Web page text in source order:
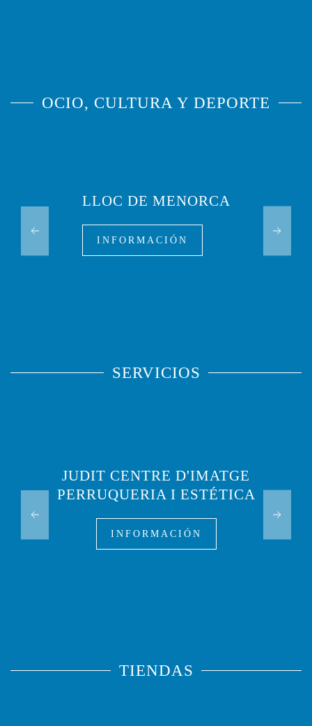
OCIO, CULTURA Y DEPORTE
LLOC DE MENORCA
INFORMACIÓN
SERVICIOS
JUDIT CENTRE D'IMATGE
PERRUQUERIA I ESTÉTICA
INFORMACIÓN
TIENDAS